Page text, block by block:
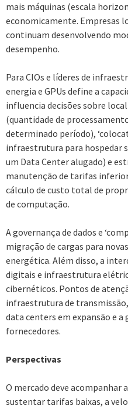
mais máquinas (escala
economicamente. Empresas
continuam desenvolvendo
desempenho.
Para CIOs e líderes de
energia e GPUs define a
influencia decisões sobre
(quantidade de
determinado período),
infraestrutura para hospedar
um Data Center alugado) e
manutenção de tarifas
cálculo de custo total de
de computação.
A governança de dados e
migração de cargas para
energética. Além disso, a
digitais e infraestrutura
cibernéticos. Pontos de
infraestrutura de
data centers em expansão e a
fornecedores.
Perspectivas
O mercado deve acompanhar
sustentar tarifas baixas, a